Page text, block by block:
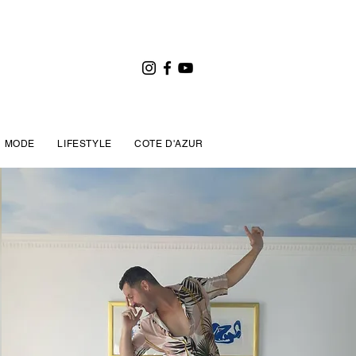
MODE LIFESTYLE COTE D'AZUR